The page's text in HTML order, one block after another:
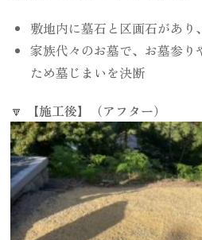
敷地内に墓石と区画石があり
家族代々のお墓で、お墓参り
ため墓じまいを決断
🔽
【施工後】（アフター）